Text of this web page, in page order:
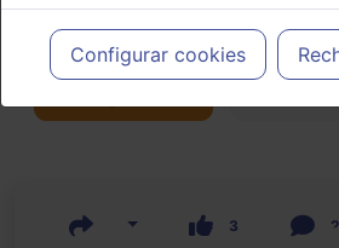
meramente informativo, siendo
profesionales facultados prescribir
cada caso concreto, el tratamiento más
necesidades del paciente.
Configurar cookies
Actualidad y Artículos|
3 2